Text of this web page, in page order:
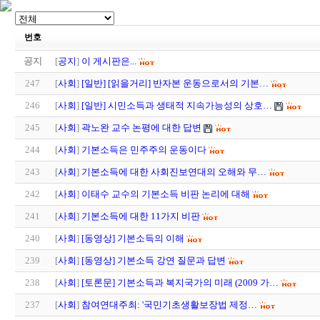
번호
공지 [공지] 이 게시판은...
247 [사회] [일반] [읽을거리] 반자본 운동으로서의 기본…
246 [사회] [일반] 시민소득과 생태적 지속가능성의 상호…
245 [사회] 곽노완 교수 논평에 대한 답변
244 [사회] 기본소득은 민주주의 운동이다
243 [사회] 기본소득에 대한 사회진보연대의 오해와 무…
242 [사회] 이태수 교수의 기본소득 비판 논리에 대해
241 [사회] 기본소득에 대한 11가지 비판
240 [사회] [동영상] 기본소득의 이해
239 [사회] [동영상] 기본소득 강연 질문과 답변
238 [사회] [토론문] 기본소득과 복지국가의 미래 (2009 가…
237 [사회] 참여연대주최: '국민기초생활보장법 제정…